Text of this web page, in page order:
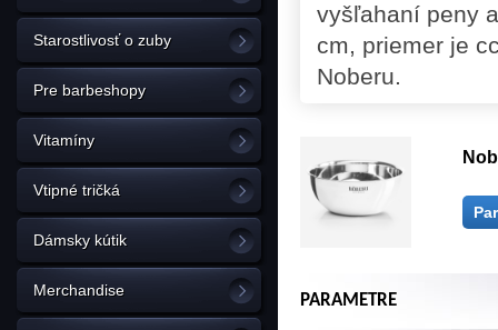
Starostlivosť o zuby
Pre barbeshopy
Vitamíny
Vtipné tričká
Dámsky kútik
Merchandise
vyšľahaní peny
cm, priemer je
Noberu.
PARAMETRE